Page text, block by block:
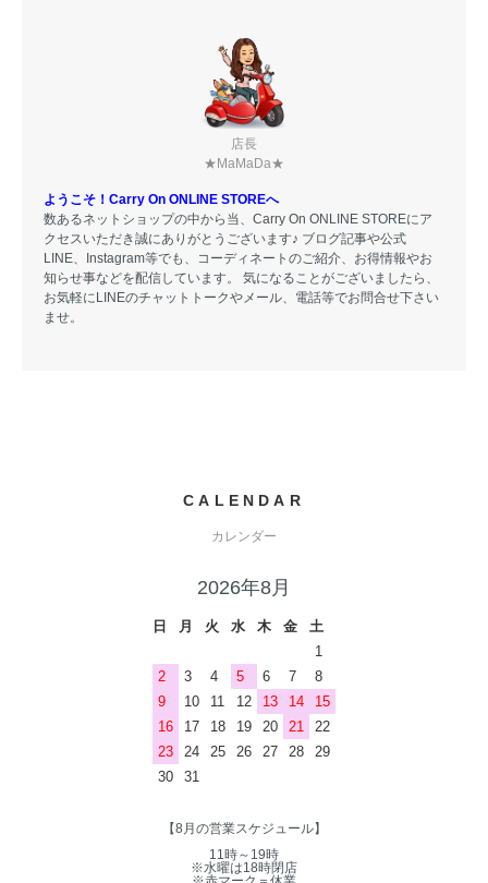
店長
★MaMaDa★
ようこそ！Carry On ONLINE STOREへ
数あるネットショップの中から当、Carry On ONLINE STOREにア
クセスいただき誠にありがとうございます♪ ブログ記事や公式
LINE、Instagram等でも、コーディネートのご紹介、お得情報やお
知らせ事などを配信しています。 気になることがございましたら、
お気軽にLINEのチャットトークやメール、電話等でお問合せ下さい
ませ。
CALENDAR
カレンダー
2026年8月
日 月 火 水 木 金
土
1
2
3 4 5 6 7
8
9
10 11 12 13 14
15
16
17 18 19 20 21
22
23
24 25 26 27 28
29
30
31
【8月の営業スケジュール】
11時～19時
※水曜は18時閉店